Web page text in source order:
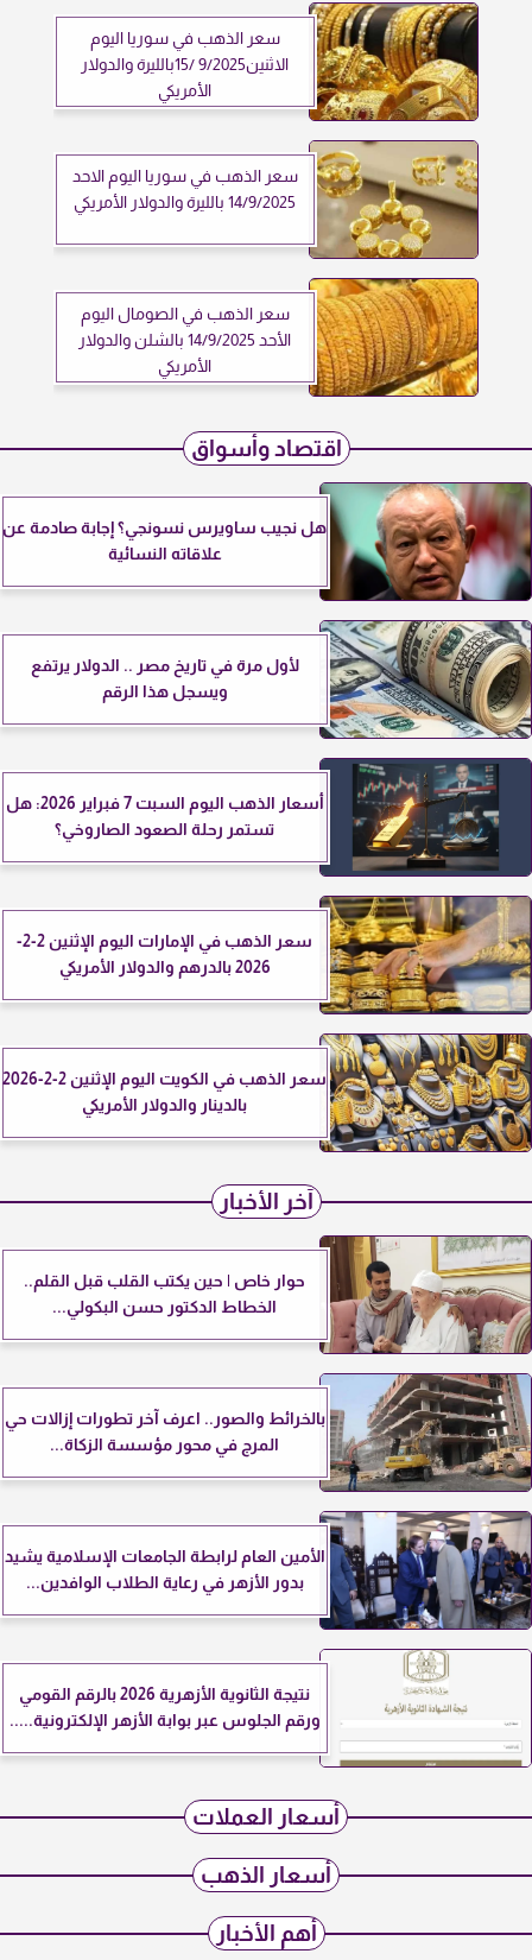
سعر الذهب في سوريا اليوم
الاثنين9/2025 /15بالليرة والدولار
الأمريكي
سعر الذهب في سوريا اليوم الاحد
14/9/2025 بالليرة والدولار الأمريكي
سعر الذهب في الصومال اليوم
الأحد 14/9/2025 بالشلن والدولار
الأمريكي
اقتصاد وأسواق
هل نجيب ساويرس نسونجي؟ إجابة صادمة عن
علاقاته النسائية
لأول مرة في تاريخ مصر .. الدولار يرتفع
ويسجل هذا الرقم
أسعار الذهب اليوم السبت 7 فبراير 2026: هل
تستمر رحلة الصعود الصاروخي؟
سعر الذهب في الإمارات اليوم الإثنين 2-2-
2026 بالدرهم والدولار الأمريكي
سعر الذهب في الكويت اليوم الإثنين 2-2-2026
بالدينار والدولار الأمريكي
آخر الأخبار
حوار خاص | حين يكتب القلب قبل القلم..
الخطاط الدكتور حسن البكولي...
بالخرائط والصور.. اعرف آخر تطورات إزالات حي
المرج في محور مؤسسة الزكاة...
الأمين العام لرابطة الجامعات الإسلامية يشيد
بدور الأزهر في رعاية الطلاب الوافدين...
نتيجة الثانوية الأزهرية 2026 بالرقم القومي
ورقم الجلوس عبر بوابة الأزهر الإلكترونية.....
أسعار العملات
أسعار الذهب
أهم الأخبار